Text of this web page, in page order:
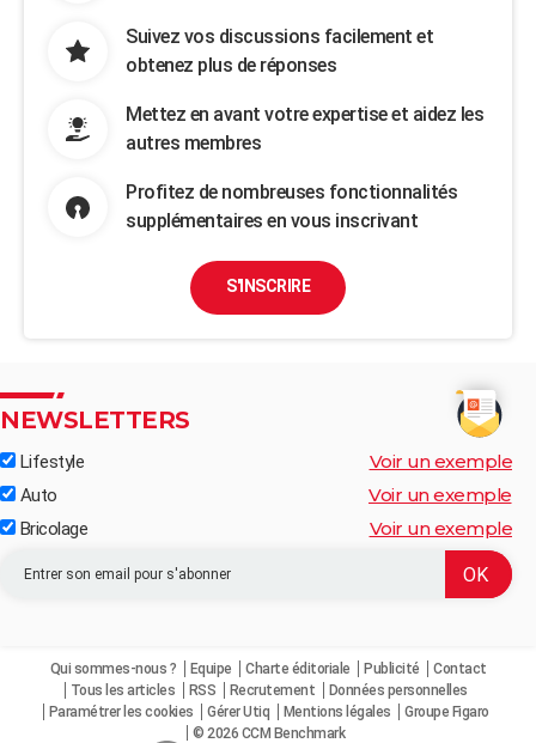
Suivez vos discussions facilement et
obtenez plus de réponses
Mettez en avant votre expertise et aidez les
autres membres
Profitez de nombreuses fonctionnalités
supplémentaires en vous inscrivant
S'INSCRIRE
NEWSLETTERS
Lifestyle Voir un exemple
Auto Voir un exemple
Bricolage Voir un exemple
Qui sommes-nous ? Equipe Charte éditoriale Publicité
Contact
Tous les articles
RSS Recrutement
Données personnelles
Paramétrer les cookies
Gérer Utiq Mentions légales
Groupe Figaro
© 2026 CCM Benchmark